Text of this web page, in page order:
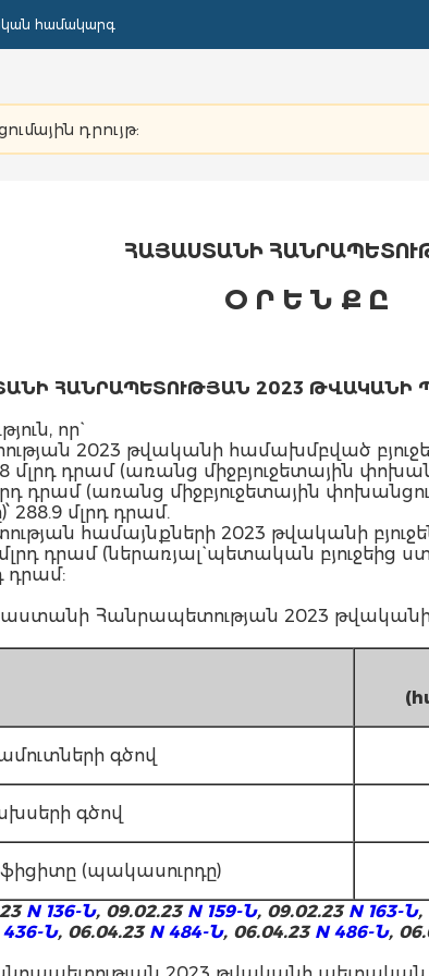
համակարգ
դրույթ:
ՀԱՅԱՍՏԱՆԻ
Օ Ր Ե Ն Ք Ը
ՀԱՆՐԱՊԵՏՈՒԹՅԱՆ 2023 ԹՎԱԿԱՆԻ
որ`
2023 թվականի համախմբված
մլրդ դրամ (առանց միջբյուջետային
դրամ (առանց միջբյուջետային
288.9 մլրդ դրամ.
համայնքների 2023 թվականի
մլրդ դրամ (ներառյալ` պետական
դրամ:
Հանրապետության 2023 թվականի
(
գծով
գծով
(պակասուրդը)
N 136-Ն, 09.02.23 N 159-Ն, 09.02.23 N 163-Ն,
436-Ն, 06.04.23 N 484-Ն, 06.04.23 N 486-Ն,